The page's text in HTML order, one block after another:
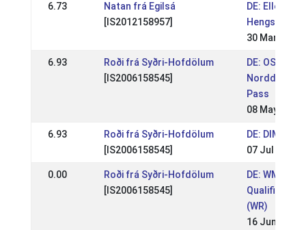
6.73
Natan frá Egilsá
[IS2012158957]
DE:
30 Mar 2025
6.93
Roði frá Syðri-Hofdölum
[IS2006158545]
DE: OSI
Norddt.
Pass
08 May 2022
6.93
Roði frá Syðri-Hofdölum
[IS2006158545]
DE: DIM 2019
07 Jul 2019
0.00
Roði frá Syðri-Hofdölum
[IS2006158545]
DE: WM-
(WR)
16 Jun 2019